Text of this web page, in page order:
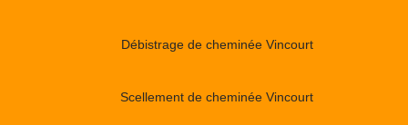
Débistrage de cheminée Vincourt
Scellement de cheminée Vincourt